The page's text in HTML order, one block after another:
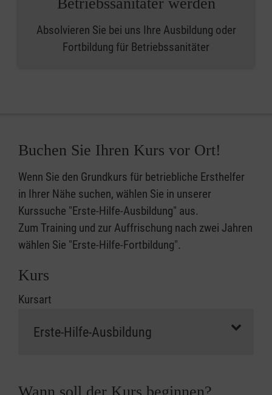
Betriebssanitäter werden
Absolvieren Sie bei uns Ihre Ausbildung oder
Fortbildung für Betriebssanitäter
Buchen Sie Ihren Kurs vor Ort!
Wenn Sie den Grundkurs für betriebliche Ersthelfer
in Ihrer Nähe suchen, wählen Sie in unserer
Kurssuche "Erste-Hilfe-Ausbildung" aus.
Zum Training und zur Auffrischung nach zwei Jahren
wählen Sie "Erste-Hilfe-Fortbildung".
Kurs
Kursart